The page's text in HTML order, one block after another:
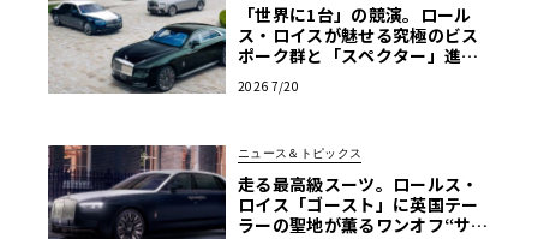
「世界に1台」の競演。ロール
ス・ロイスが魅せる究極のビス
ポーク群と「スペクター」進化
2026 7/20
ニュース＆トピックス
走る最高級スーツ。ロールス・
ロイス「ゴースト」に英国テー
ラーの聖地が薫るワンオフ“サヴ